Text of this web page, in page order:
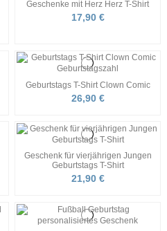
Geschenke mit Herz Herz T-Shirt
17,90 €
Geburtstags T-Shirt Clown Comic
26,90 €
Geschenk für vierjährigen Jungen
Geburtstags T-Shirt
21,90 €